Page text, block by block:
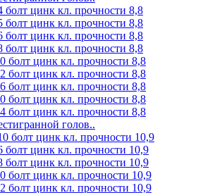
цинк кл. прочности 8,8
цинк кл. прочности 8,8
цинк кл. прочности 8,8
цинк кл. прочности 8,8
болт цинк кл. прочности 8,8
болт цинк кл. прочности 8,8
болт цинк кл. прочности 8,8
болт цинк кл. прочности 8,8
болт цинк кл. прочности 8,8
голов..
болт цинк кл. прочности 10,9
цинк кл. прочности 10,9
цинк кл. прочности 10,9
болт цинк кл. прочности 10,9
болт цинк кл. прочности 10,9